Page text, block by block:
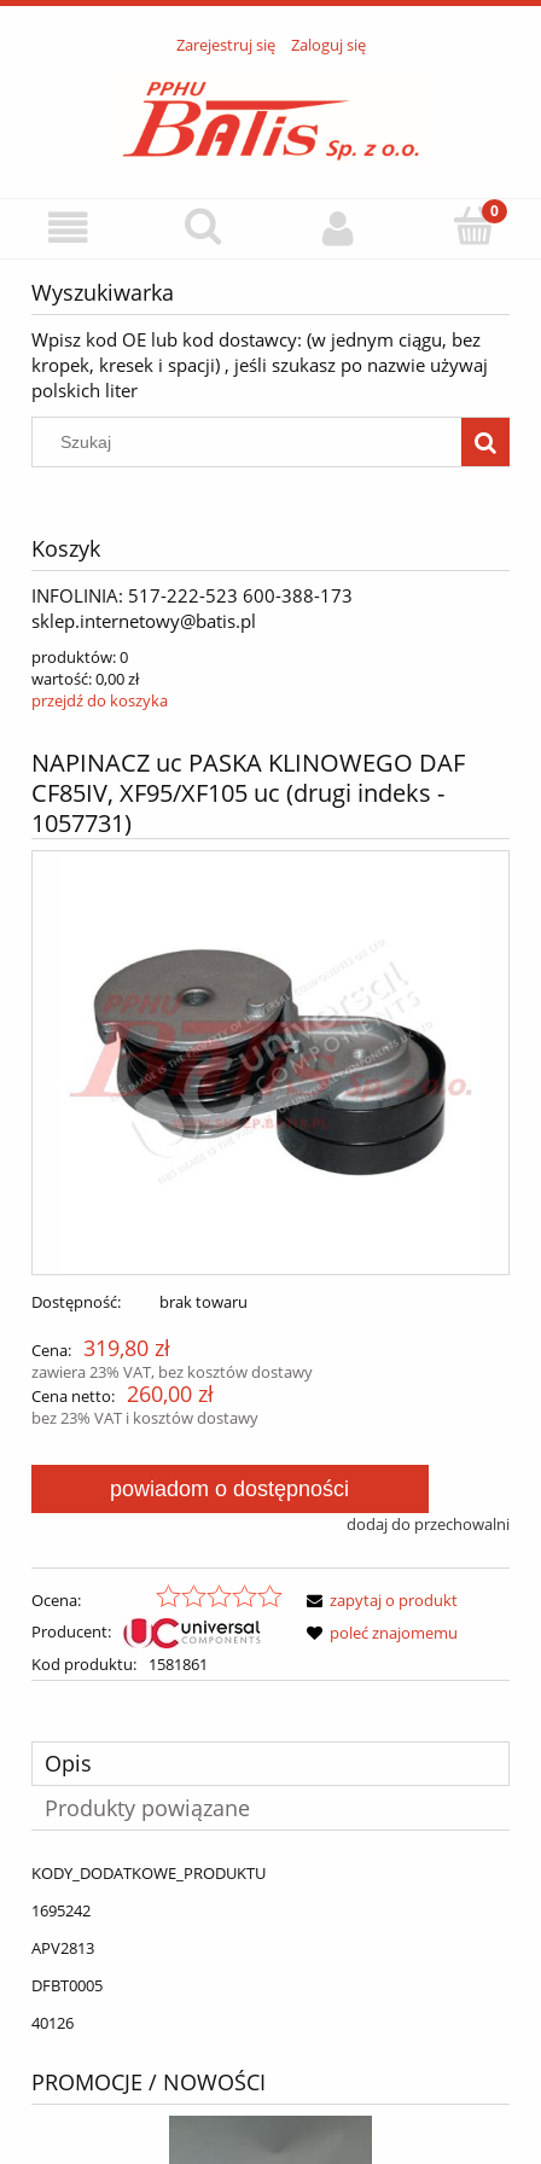
Zarejestruj się Zaloguj się
Wyszukiwarka
Wpisz kod OE lub kod dostawcy: (w jednym ciągu, bez
kropek, kresek i spacji) , jeśli szukasz po nazwie używaj
polskich liter
Koszyk
INFOLINIA: 517-222-523 600-388-173
sklep.internetowy@batis.pl
produktów:0
wartość:0,00 zł
przejdź do koszyka
NAPINACZ uc PASKA KLINOWEGO DAF
CF85IV, XF95/XF105 uc (drugi indeks -
1057731)
Dostępność: brak towaru
Cena: 319,80 zł
zawiera 23% VAT, bez kosztów dostawy
Cena netto: 260,00 zł
bez 23% VAT i kosztów dostawy
powiadom o dostępności
dodaj do przechowalni
Ocena:
Producent:
Kod produktu:
1581861
zapytaj o produkt
poleć znajomemu
Opis
Produkty powiązane
KODY_DODATKOWE_PRODUKTU
1695242
APV2813
DFBT0005
40126
PROMOCJE / NOWOŚCI